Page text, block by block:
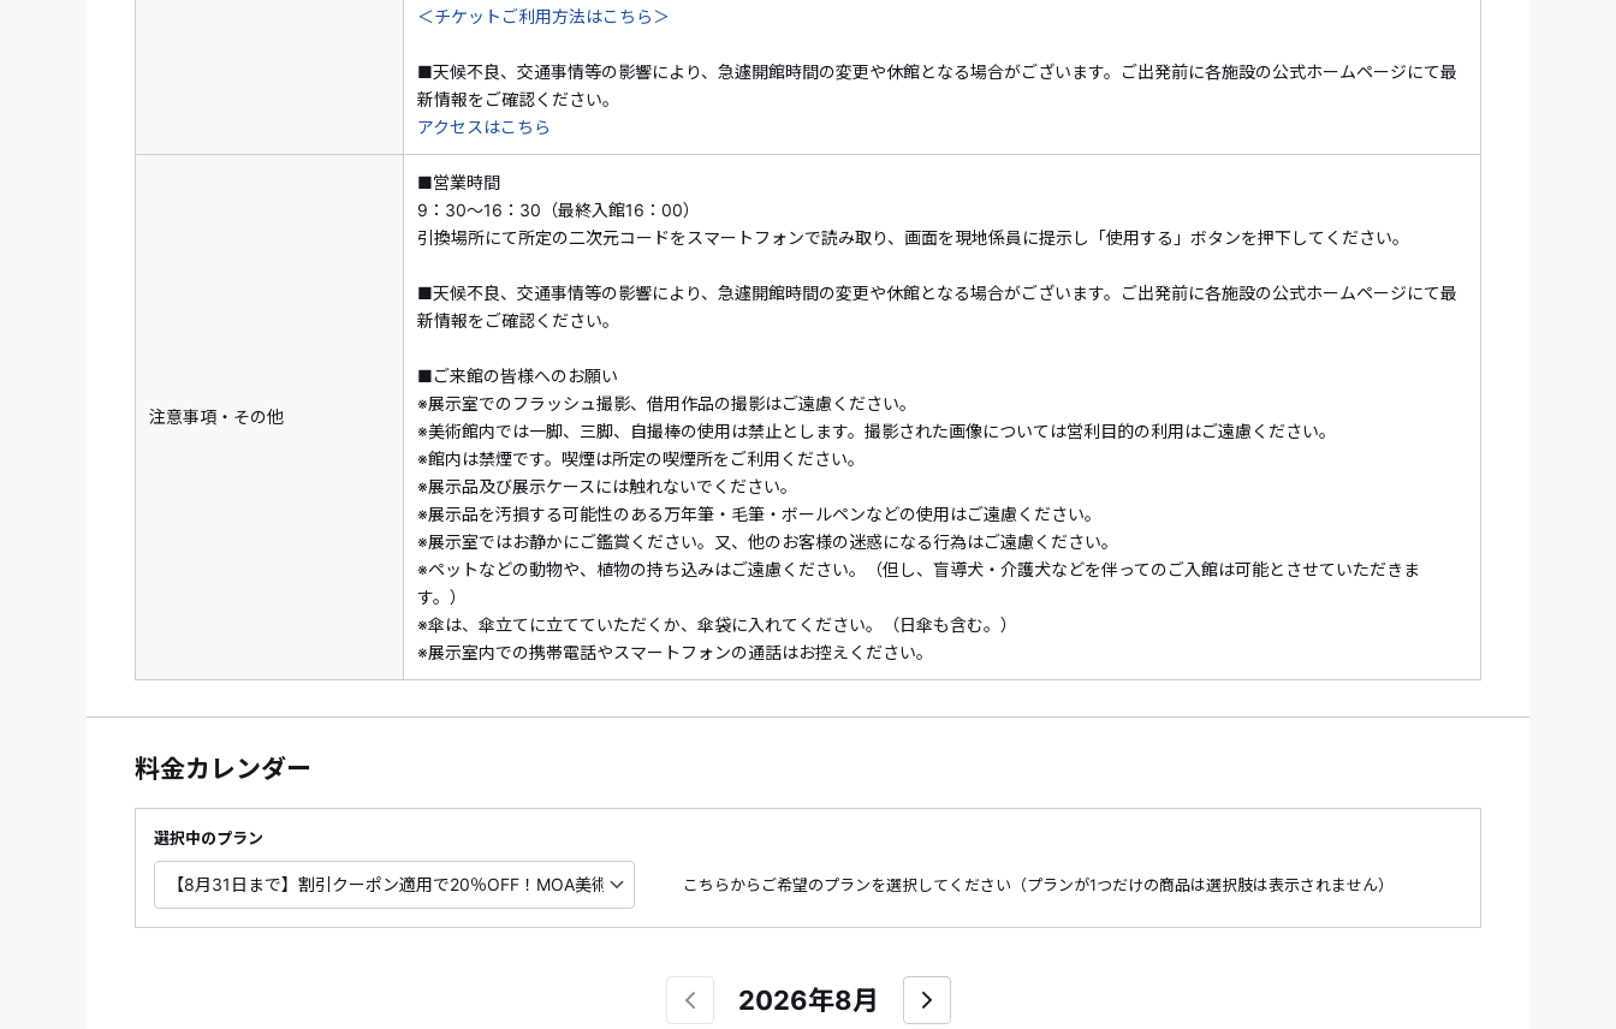
華鏡】は時間が経つのも忘れてしまう幻想的な空間です。
※展覧内容は期間によって異なります。
■営業時間
（最終入館16：00）
※中学生以下は無料です。
＜チケットご利用方法はこちら＞
■天候不良、交通事情等の影響により、急遽開館時間の変更や休館となる場合がございます。ご出発前に各施設の公式ホームページにて最
新情報をご確認ください。
アクセスはこちら
注意事項・その他
■営業時間
9：30～16：30（最終入館16：00）
引換場所にて所定の二次元コードをスマートフォンで読み取り、画面を現地係員に提示し「使用する」ボタンを押下してください。
■天候不良、交通事情等の影響により、急遽開館時間の変更や休館となる場合がございます。ご出発前に各施設の公式ホームページにて最
新情報をご確認ください。
■ご来館の皆様へのお願い
※展示室でのフラッシュ撮影、借用作品の撮影はご遠慮ください。
※美術館内では一脚、三脚、自撮棒の使用は禁止とします。撮影された画像については営利目的の利用はご遠慮ください。
※館内は禁煙です。喫煙は所定の喫煙所をご利用ください。
※展示品及び展示ケースには触れないでください。
※展示品を汚損する可能性のある万年筆・毛筆・ボールペンなどの使用はご遠慮ください。
※展示室ではお静かにご鑑賞ください。又、他のお客様の迷惑になる行為はご遠慮ください。
※ペットなどの動物や、植物の持ち込みはご遠慮ください。（但し、盲導犬・介護犬などを伴ってのご入館は可能とさせていただきま
す。）
※傘は、傘立てに立てていただくか、傘袋に入れてください。（日傘も含む。）
※展示室内での携帯電話やスマートフォンの通話はお控えください。
料金カレンダー
選択中のプラン
こちらからご希望のプランを選択してください（プランが1つだけの商品は選択肢は表示されません）
2026年8月